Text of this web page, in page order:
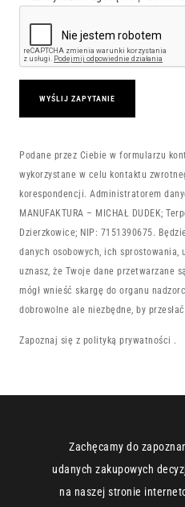
Podane przez Ciebie w formularzu
wykorzystane w celu kontaktu
korespondencji. Administratorem
MANUFAKTURA – MICHAŁ DUDEK;
Dzierzkowice; NIP: 7151390675.
danych osobowych, ich sprostowania,
uznasz, że Twoje dane przetwarzane
mógł wnieść skargę do organu
dobrowolne ale niezbędne, by
Zapoznaj się z polityką prywatności .
Zachęcamy do
udanych zakupowych
na naszej stronie